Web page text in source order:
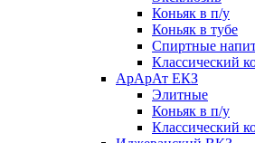
Коньяк в п/у
Коньяк в тубе
Спиртные
Классический
АрАрАт ЕКЗ
Элитные
Коньяк в п/у
Классический